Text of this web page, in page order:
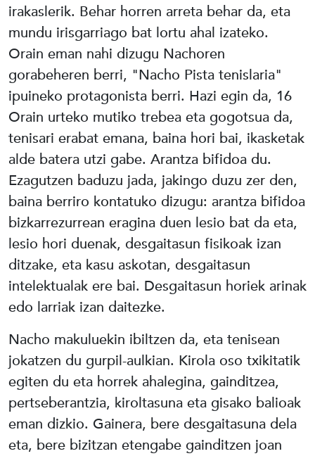
irakaslerik. Behar horren arreta behar da, eta
mundu irisgarriago bat lortu ahal izateko.
Orain eman nahi dizugu Nachoren
gorabeheren berri, "Nacho Pista tenislaria"
ipuineko protagonista berri. Hazi egin da, 16
Orain urteko mutiko trebea eta gogotsua da,
tenisari erabat emana, baina hori bai, ikasketak
alde batera utzi gabe. Arantza bifidoa du.
Ezagutzen baduzu jada, jakingo duzu zer den,
baina berriro kontatuko dizugu: arantza bifidoa
bizkarrezurrean eragina duen lesio bat da eta,
lesio hori duenak, desgaitasun fisikoak izan
ditzake, eta kasu askotan, desgaitasun
intelektualak ere bai. Desgaitasun horiek arinak
edo larriak izan daitezke.
Nacho makuluekin ibiltzen da, eta tenisean
jokatzen du gurpil-aulkian. Kirola oso txikitatik
egiten du eta horrek ahalegina, gainditzea,
pertseberantzia, kiroltasuna eta gisako balioak
eman dizkio. Gainera, bere desgaitasuna dela
eta, bere bizitzan etengabe gainditzen joan